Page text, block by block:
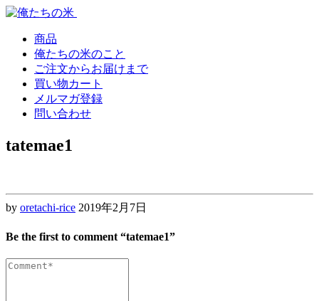
Skip
navigation
Skip
content商品
俺たちの米のこと
ご注文からお届けまで
買い物カート
メルマガ登録
問い合わせ
tatemae1
by oretachi-rice 2019年2月7日
Be the first to comment “tatemae1”
Comment